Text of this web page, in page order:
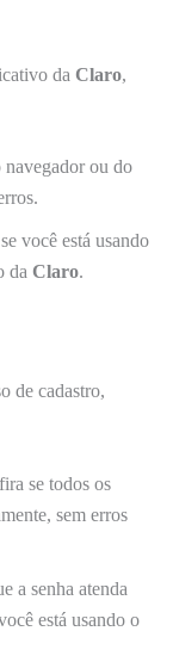
da Claro,
ou do
você está usando
da Claro.
de cadastro,
se todos os
sem erros
a senha atenda
está usando o